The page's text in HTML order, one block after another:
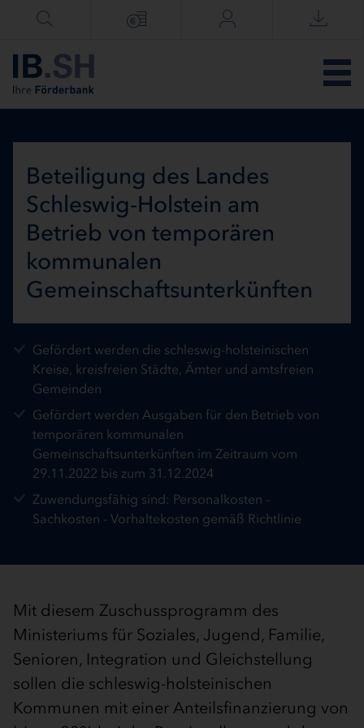
Menü überspringen
Beteiligung des Landes
Schleswig-Holstein am
Betrieb von temporären
kommunalen
Gemeinschaftsunterkünften
Gefördert werden die schleswig-holsteinischen
Kreise, kreisfreien Städte, Ämter und amtsfreien
Gemeinden
Gefördert werden Ausgaben für den Betrieb von
temporären kommunalen
Gemeinschaftsunterkünften im Zeitraum vom
29.11.2022 bis zum 31.12.2024
Zuwendungsfähig sind: Personalkosten -
Sachkosten - Vorhaltekosten gemäß Richtlinie
Mit diesem Zuschussprogramm des
Ministeriums für Soziales, Jugend, Familie,
Senioren, Integration und Gleichstellung
sollen die schleswig-holsteinischen
Kommunen mit einer Anteilsfinanzierung von